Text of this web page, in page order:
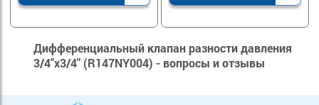
Дифференциальный клапан разности давления
3/4"x3/4" (R147NY004) - вопросы и отзывы